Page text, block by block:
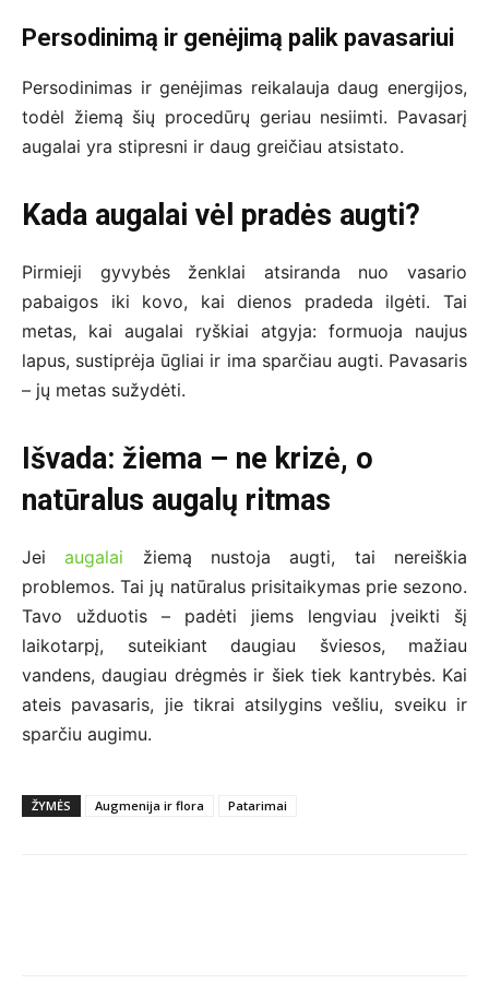
Persodinimą ir genėjimą palik pavasariui
Persodinimas ir genėjimas reikalauja daug energijos,
todėl žiemą šių procedūrų geriau nesiimti. Pavasarį
augalai yra stipresni ir daug greičiau atsistato.
Kada augalai vėl pradės augti?
Pirmieji gyvybės ženklai atsiranda nuo vasario
pabaigos iki kovo, kai dienos pradeda ilgėti. Tai
metas, kai augalai ryškiai atgyja: formuoja naujus
lapus, sustiprėja ūgliai ir ima sparčiau augti. Pavasaris
– jų metas sužydėti.
Išvada: žiema – ne krizė, o
natūralus augalų ritmas
Jeiaugalai žiemą nustoja augti, tai nereiškia
problemos. Tai jų natūralus prisitaikymas prie sezono.
Tavo užduotis – padėti jiems lengviau įveikti šį
laikotarpį, suteikiant daugiau šviesos, mažiau
vandens, daugiau drėgmės ir šiek tiek kantrybės. Kai
ateis pavasaris, jie tikrai atsilygins vešliu, sveiku ir
sparčiu augimu.
ŽYMĖS Augmenija ir flora Patarimai